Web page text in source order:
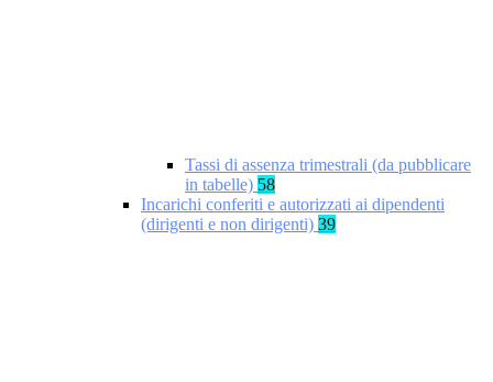
Tassi di assenza trimestrali (da pubblicare
in tabelle) 58
Incarichi conferiti e autorizzati ai dipendenti
(dirigenti e non dirigenti) 39